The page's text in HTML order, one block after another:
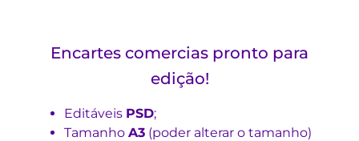
Encartes comercias pronto para
edição!
Editáveis PSD;
Tamanho A3 (poder alterar o tamanho)